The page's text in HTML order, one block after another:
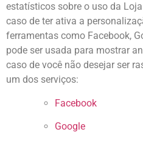
estatísticos sobre o uso da
caso de ter ativa a
ferramentas como Facebook,
pode ser usada para mostrar
caso de você não desejar ser
um dos serviços:
Facebook
Google